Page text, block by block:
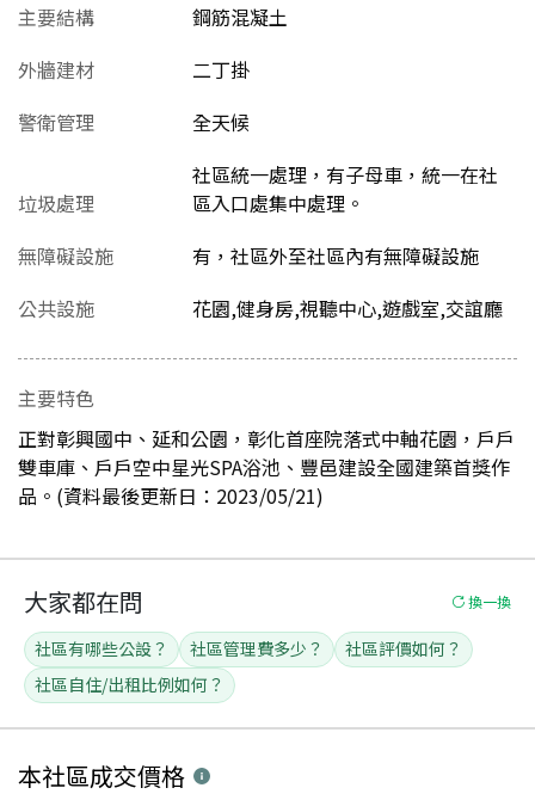
主要結構
鋼筋混凝土
外牆建材
二丁掛
警衛管理
全天候
垃圾處理
社區統一處理，有子母車，統一在社
區入口處集中處理。
無障礙設施
有，社區外至社區內有無障礙設施
公共設施
花園,健身房,視聽中心,遊戲室,交誼廳
主要特色
正對彰興國中、延和公園，彰化首座院落式中軸花園，戶戶
雙車庫、戶戶空中星光SPA浴池、豐邑建設全國建築首獎作
品。(資料最後更新日：2023/05/21)
大家都在問 換一換
社區有哪些公設？ 社區管理費多少？
社區評價如何？
社區自住/出租比例如何？
本社區成交價格